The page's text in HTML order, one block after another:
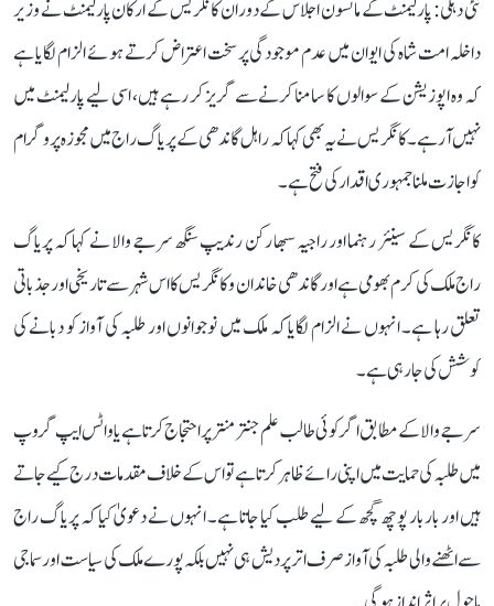
نئی دہلی: پارلیمنٹ کے مانسون اجلاس کے دوران کانگریس کے ارکان پارلیمنٹ نے وزیر
داخلہ امت شاہ کی ایوان میں عدم موجودگی پر سخت اعتراض کرتے ہوئے الزام لگایا ہے
کہ وہ اپوزیشن کے سوالوں کا سامنا کرنے سے گریز کر رہے ہیں، اسی لیے پارلیمنٹ میں
نہیں آ رہے۔ کانگریس نے یہ بھی کہا کہ راہل گاندھی کے پریاگ راج میں مجوزہ پروگرام
کو اجازت ملنا جمہوری اقدار کی فتح ہے۔
کانگریس کے سینئر رہنما اور راجیہ سبھا رکن رندیپ سنگھ سرجے والا نے کہا کہ پریاگ
راج ملک کی کرم بھومی ہے اور گاندھی خاندان و کانگریس کا اس شہر سے تاریخی اور جذباتی
تعلق رہا ہے۔ انہوں نے الزام لگایا کہ ملک میں نوجوانوں اور طلبہ کی آواز کو دبانے کی
کوشش کی جا رہی ہے۔
سرجے والا کے مطابق اگر کوئی طالب علم جنتر منتر پر احتجاج کرتا ہے یا واٹس ایپ گروپ
میں طلبہ کی حمایت میں اپنی رائے ظاہر کرتا ہے تو اس کے خلاف مقدمات درج کیے جاتے
ہیں اور بار بار پوچھ گچھ کے لیے طلب کیا جاتا ہے۔ انہوں نے دعویٰ کیا کہ پریاگ راج
سے اٹھنے والی طلبہ کی آواز صرف اتر پردیش ہی نہیں بلکہ پورے ملک کی سیاست اور سماجی